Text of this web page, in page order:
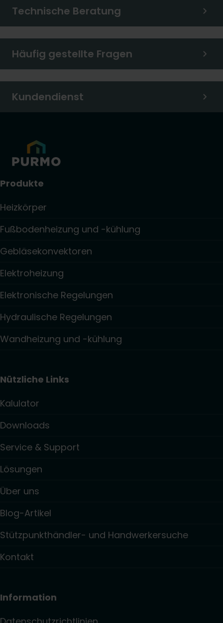
Technische Beratung
Häufig gestellte Fragen
Kundendienst
Produkte
Heizkörper
Fußbodenheizung und -kühlung
Gebläsekonvektoren
Elektroheizung
Elektronische Regelungen
Hydraulische Regelungen
Wandheizung und -kühlung
Nützliche Links
Kalulator
Downloads
Service & Support
Lösungen
Über uns
Blog-Artikel
Stützpunkthändler- und Handwerkersuche
Kontakt
Information